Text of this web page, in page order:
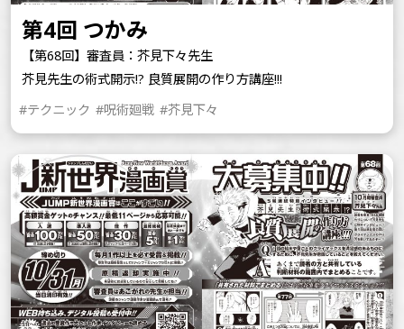
第4回 つかみ
【第68回】審査員：芥見下々先生
芥見先生の術式開示!? 良質展開の作り方講座!!!
#テクニック #呪術廻戦 #芥見下々